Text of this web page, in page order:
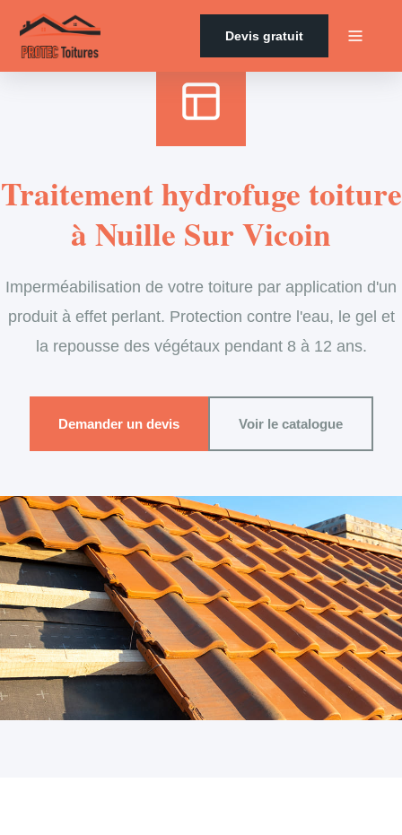
Devis gratuit
Traitement hydrofuge toiture
à Nuille Sur Vicoin
Imperméabilisation de votre toiture par application d'un
produit à effet perlant. Protection contre l'eau, le gel et
la repousse des végétaux pendant 8 à 12 ans.
Demander un devis Voir le catalogue